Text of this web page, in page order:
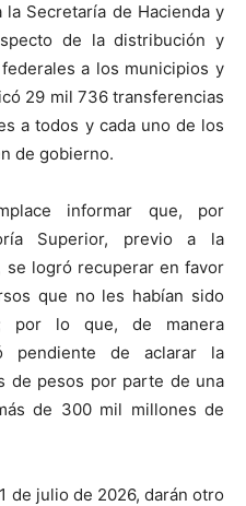
Secretaría de Hacienda y
de la distribución y
a los municipios y
29 mil 736 transferencias
a todos y cada uno de los
de gobierno.
informar que, por
Superior, previo a la
se logró recuperar en favor
que no les habían sido
por lo que, de manera
pendiente de aclarar la
de pesos por parte de una
de 300 mil millones de
de julio de 2026, darán otro